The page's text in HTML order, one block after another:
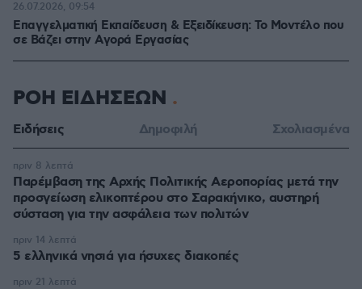
Επαγγελματική Εκπαίδευση & Εξειδίκευση: Το Mοντέλο που
σε Bάζει στην Aγορά Eργασίας
26.07.2026, 09:54
ΡΟΗ ΕΙΔΗΣΕΩΝ
Ειδήσεις Δημοφιλή Σχολιασμένα
Παρέμβαση της Αρχής Πολιτικής Αεροπορίας μετά την
προσγείωση ελικοπτέρου στο Σαρακήνικο, αυστηρή
σύσταση για την ασφάλεια των πολιτών
πριν 8 λεπτά
5 ελληνικά νησιά για ήσυχες διακοπές
πριν 14 λεπτά
πριν 21 λεπτά